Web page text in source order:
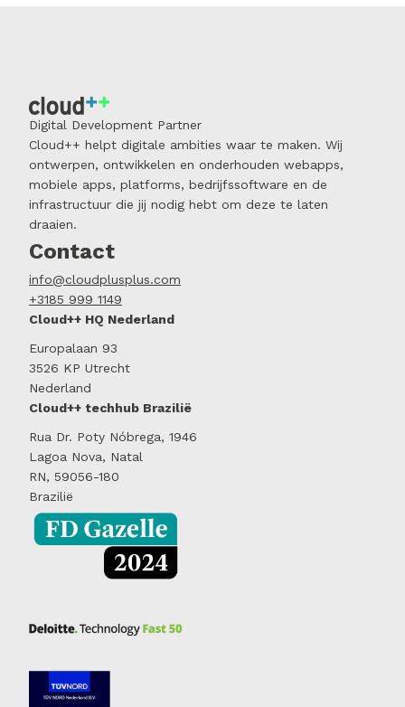
Digital Development Partner
Cloud++ helpt digitale ambities waar te maken. Wij
ontwerpen, ontwikkelen en onderhouden webapps,
mobiele apps, platforms, bedrijfssoftware en de
infrastructuur die jij nodig hebt om deze te laten
draaien.
Contact
info@cloudplusplus.com
+3185 999 1149
Cloud++ HQ Nederland
Europalaan 93
3526 KP Utrecht
Nederland
Cloud++ techhub Brazilië
Rua Dr. Poty Nóbrega, 1946
Lagoa Nova, Natal
RN, 59056-180
Brazilië